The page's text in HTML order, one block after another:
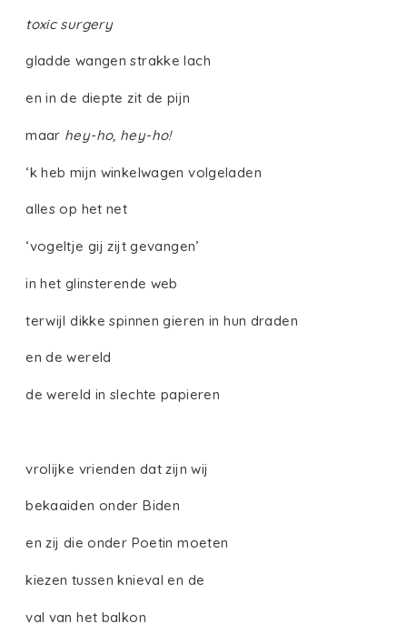
toxic surgery
gladde wangen strakke lach
en in de diepte zit de pijn
maar hey-ho, hey-ho!
‘k heb mijn winkelwagen volgeladen
alles op het net
‘vogeltje gij zijt gevangen’
in het glinsterende web
terwijl dikke spinnen gieren in hun draden
en de wereld
de wereld in slechte papieren
vrolijke vrienden dat zijn wij
bekaaiden onder Biden
en zij die onder Poetin moeten
kiezen tussen knieval en de
val van het balkon